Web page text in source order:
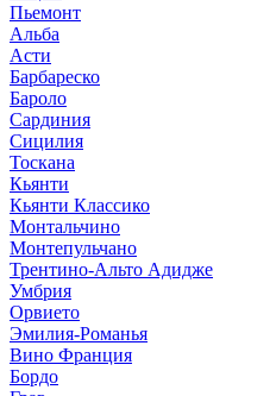
Пьемонт
Альба
Асти
Барбареско
Бароло
Сардиния
Сицилия
Тоскана
Кьянти
Кьянти Классико
Монтальчино
Монтепульчано
Трентино-Альто Адидже
Умбрия
Орвието
Эмилия-Романья
Вино Франция
Бордо